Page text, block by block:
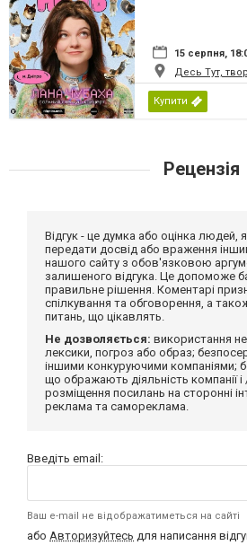
15 серпня,
Десь Тут,
Купити
Рецензія
Відгук - це думка або оцінка людей,
передати досвід або враження
нашого сайту з обов'язковою
залишеного відгука. Це допоможе
правильне рішення. Коментарі
спілкування та обговорення, а
питань, що цікавлять.
Не дозволяється: використання
лексики, погроз або образ;
іншими конкуруючими компаніями;
що ображають діяльність компанії і
розміщення посилань на сторонні
реклама та самореклама.
Введіть email:
Ваш e-mail не відображатиметься на сайті
або Авторизуйтесь для написання